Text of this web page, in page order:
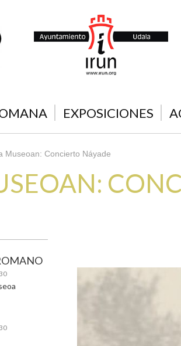
EXPOSICIONES
Museoan: Concierto Náyade